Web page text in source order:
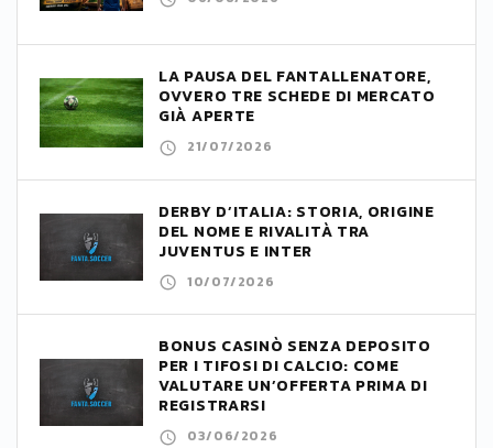
LA PAUSA DEL FANTALLENATORE,
OVVERO TRE SCHEDE DI MERCATO
GIÀ APERTE
21/07/2026
DERBY D’ITALIA: STORIA, ORIGINE
DEL NOME E RIVALITÀ TRA
JUVENTUS E INTER
10/07/2026
BONUS CASINÒ SENZA DEPOSITO
PER I TIFOSI DI CALCIO: COME
VALUTARE UN’OFFERTA PRIMA DI
REGISTRARSI
03/06/2026